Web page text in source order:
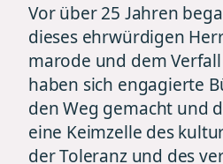
Vor über 25 Jahren
dieses ehrwürdigen
marode und dem
haben sich engagierte
den Weg gemacht und
eine Keimzelle des
der Toleranz und des